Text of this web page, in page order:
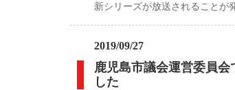
新シリーズが放送されることが
2019/09/27
鹿児島市議会運営委員
した